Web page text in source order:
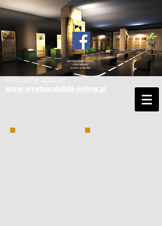
Wirtualny spacer
www.wystawabiblii-online.pl